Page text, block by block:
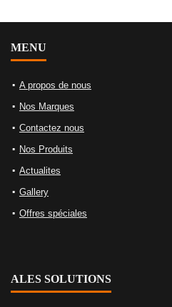
MENU
A propos de nous
Nos Marques
Contactez nous
Nos Produits
Actualites
Gallery
Offres spéciales
ALES SOLUTIONS